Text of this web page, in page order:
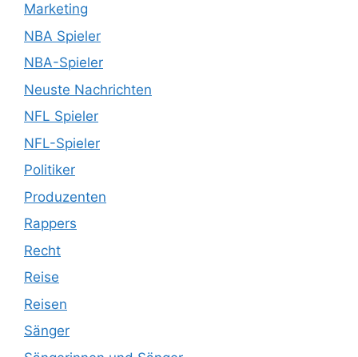
Marketing
NBA Spieler
NBA-Spieler
Neuste Nachrichten
NFL Spieler
NFL-Spieler
Politiker
Produzenten
Rappers
Recht
Reise
Reisen
Sänger